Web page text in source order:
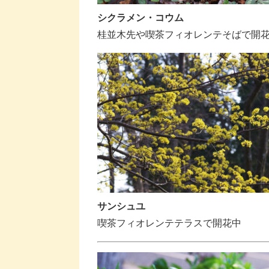
シクラメン・コウム
桂並木先や喫茶フィオレンテそばで開
サンシュユ
喫茶フィオレンテテラスで開花中